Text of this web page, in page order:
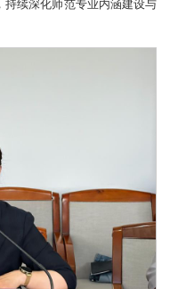
持续深化师范专业内涵建设与